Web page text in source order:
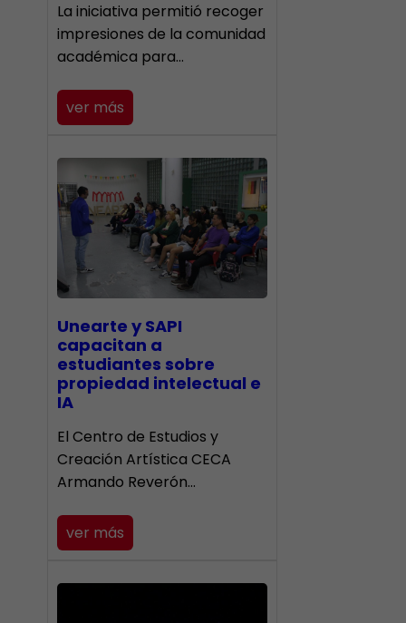
La iniciativa permitió recoger
impresiones de la comunidad
académica para…
ver más
Unearte y SAPI
capacitan a
estudiantes sobre
propiedad intelectual e
IA
El Centro de Estudios y
Creación Artística CECA
Armando Reverón…
ver más